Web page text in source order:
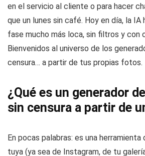
en el servicio al cliente o para hacer
que un lunes sin café. Hoy en día, la IA
fase mucho más loca, sin filtros y con
Bienvenidos al universo de los
censura… a partir de tus propias fotos.
¿Qué es un generador
sin censura a partir de
En pocas palabras: es una
tuya (ya sea de Instagram, de tu